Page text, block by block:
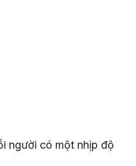
người có một nhịp độ